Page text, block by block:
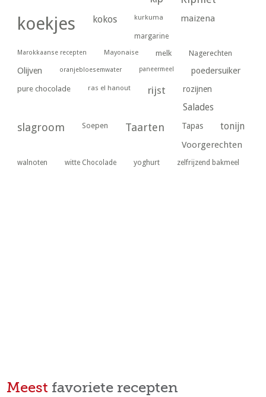
koekjes kokos kurkuma maizena
margarine
Marokkaanse recepten Mayonaise melk Nagerechten
Olijven oranjebloesemwater paneermeel poedersuiker
pure chocolade ras el hanout rijst rozijnen
Salades
slagroom Soepen Taarten Tapas tonijn
Voorgerechten
walnoten witte Chocolade yoghurt zelfrijzend bakmeel
Meest favoriete recepten